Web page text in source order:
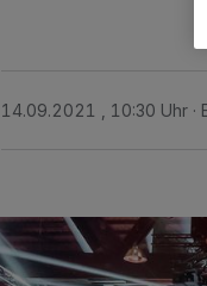
14.09.2021 , 10:30 Uhr